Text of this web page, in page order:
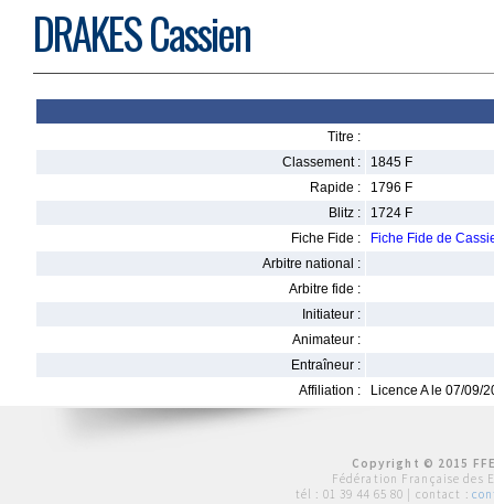
DRAKES Cassien
Titre :
Classement :
1845 F
Rapide :
1796 F
Blitz :
1724 F
Fiche Fide :
Fiche Fide de
Arbitre national :
Arbitre fide :
Initiateur :
Animateur :
Entraîneur :
Affiliation :
Licence A le 07/09/
Copyright © 2015
Fédération Française des
tél : 01 39 44 65 80 | contact :